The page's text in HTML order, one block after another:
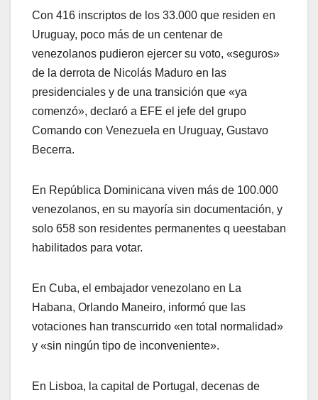
Con 416 inscriptos de los 33.000 que residen en
Uruguay, poco más de un centenar de
venezolanos pudieron ejercer su voto, «seguros»
de la derrota de Nicolás Maduro en las
presidenciales y de una transición que «ya
comenzó», declaró a EFE el jefe del grupo
Comando con Venezuela en Uruguay, Gustavo
Becerra.
En República Dominicana viven más de 100.000
venezolanos, en su mayoría sin documentación, y
solo 658 son residentes permanentes q ueestaban
habilitados para votar.
En Cuba, el embajador venezolano en La
Habana, Orlando Maneiro, informó que las
votaciones han transcurrido «en total normalidad»
y «sin ningún tipo de inconveniente».
En Lisboa, la capital de Portugal, decenas de